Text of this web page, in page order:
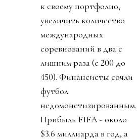
к своему портфолио,
увеличить количество
международных
соревнований в два с
лишним раза (с 200 до
450). Финансисты сочли
футбол
недомонетизированным.
Прибыль FIFA - около
$3.6 миллиарда в год, а